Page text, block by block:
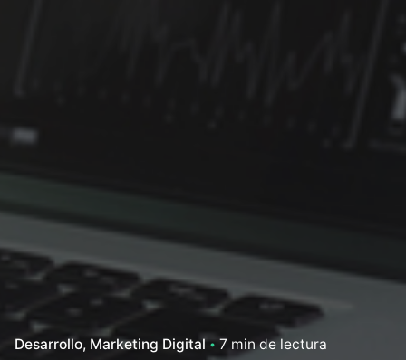
Desarrollo Marketing Digital 7 min de lectura